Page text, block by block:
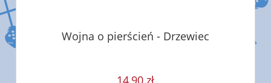
Wojna o pierścień - Drzewiec